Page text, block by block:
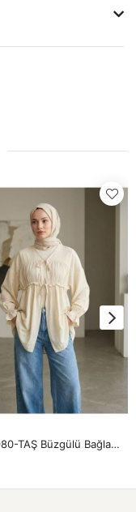
TUN05980-TAŞ Büzgülü Bağlamalı Tunik-Taş